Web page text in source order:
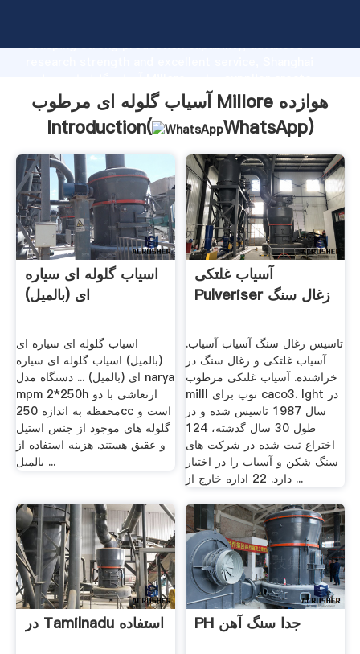
Grasping strong production capability, advanced
the value and bring values to all of customers.
آسیاب گلوله ای مرطوب Millore هوازده
Introduction(
WhatsApp)
اسیاب گلوله ای سیاره
ای (بالمیل)
اسیاب گلوله ای سیاره ای
(بالمیل) اسیاب گلوله ای سیاره
ای (بالمیل) ... دستگاه مدل narya
mpm 2*250h ارتعاشی با دو
محفظه به اندازه 250cc است و
گلوله های موجود از جنس استیل
و عقیق هستند. هزینه استفاده از
بالمیل ...
آسیاب غلتکی
Pulveriser زغال سنگ
تاسیس زغال سنگ آسیاب آسیاب.
آسیاب غلتکی و زغال سنگ در
خراشنده. آسیاب غلتکی مرطوب
milll توپ برای caco3. lght در
سال 1987 تاسیس شده و در
طول 30 سال گذشته، 124
اختراع ثبت شده در شركت های
سنگ شكن و آسیاب را در اختیار
دارد. 22 اداره خارج از ...
در Tamilnadu استفاده PH جدا سنگ آهن